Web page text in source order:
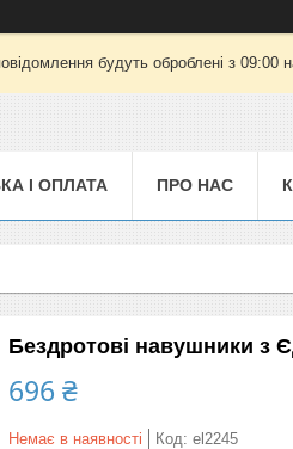
будуть оброблені з 09:00
І ОПЛАТА ПРО НАС
Бездротові навушники з
696 ₴
Немає в наявності Код: el2245